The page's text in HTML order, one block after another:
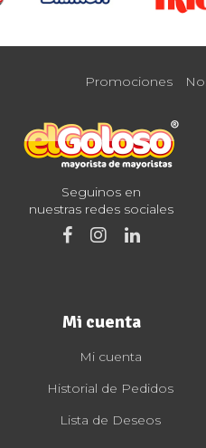
Promociones
Seguinos en
nuestras redes sociales
Mi cuenta
Mi cuenta
Historial de Pedidos
Lista de Deseos